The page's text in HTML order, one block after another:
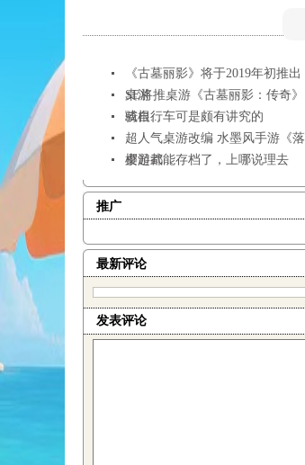
《古墓丽影》将于2019年初推出
桌游
SE将推桌游《古墓丽影：传奇》
或根...
骑自行车可是颇有讲究的
超人气桌游改编 水墨风手游《落
樱起武...
桌游都能存档了，上哪说理去
推广
最新评论
发表评论